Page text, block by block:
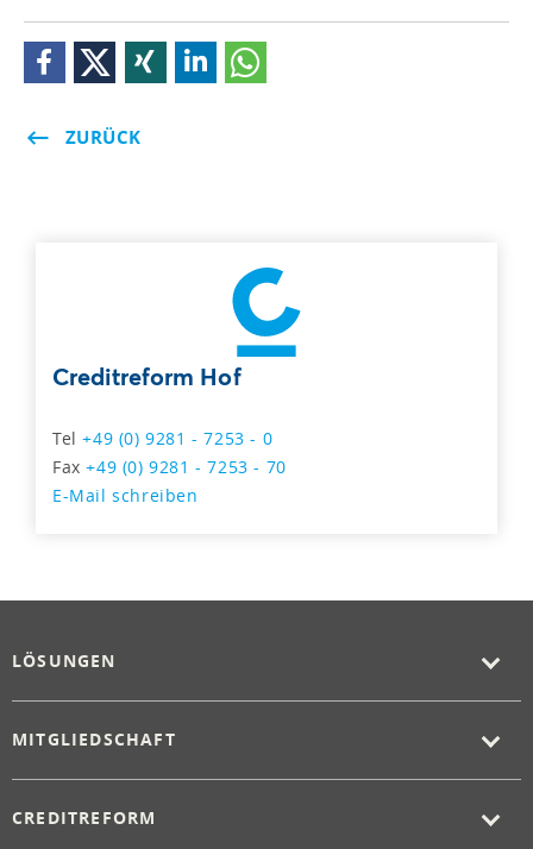
ZURÜCK
Creditreform Hof
Tel+49 (0) 9281 - 7253 - 0
Fax+49 (0) 9281 - 7253 - 70
E-Mail schreiben
LÖSUNGEN
MITGLIEDSCHAFT
CREDITREFORM